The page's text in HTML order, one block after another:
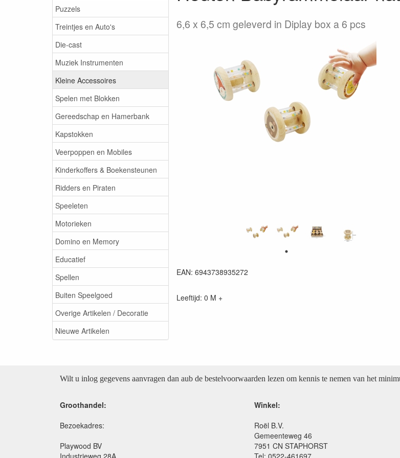
Puzzels
Treintjes en Auto's
Die-cast
Muziek Instrumenten
Kleine Accessoires
Spelen met Blokken
Gereedschap en Hamerbank
Kapstokken
Veerpoppen en Mobiles
Kinderkoffers & Boekensteunen
Ridders en Piraten
Speeleten
Motorieken
Domino en Memory
Educatief
Spellen
Buiten Speelgoed
Overige Artikelen / Decoratie
Nieuwe Artikelen
6,6 x 6,5 cm geleverd in Diplay box a 6 pcs
EAN: 6943738935272
Leeftijd: 0 M +
Wilt u inlog gegevens aanvragen dan aub de bestelvoorwaarden lezen om kennis te nemen van het
Groothandel:
Bezoekadres:
Playwood BV
Industrieweg 28A
Winkel:
Roël B.V.
Gemeenteweg 46
7951 CN STAPHORST
Tel: 0522-461697